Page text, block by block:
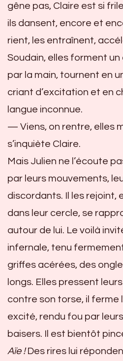
gêne pas, Claire est si
ils dansent, encore et
rient, les entraînent,
Soudain, elles forment
par la main, tournent en
criant d’excitation et en
langue inconnue.
— Viens, on rentre, elles
s’inquiète Claire.
Mais Julien ne l’écoute
par leurs mouvements,
discordants. Il les rejoint,
dans leur cercle, se
autour de lui. Le voilà
infernale, tenu
griffes acérées, des
longs. Elles pressent
contre son torse, il ferme
excité, rendu fou par
baisers. Il est bientôt
Aïe !Des rires lui